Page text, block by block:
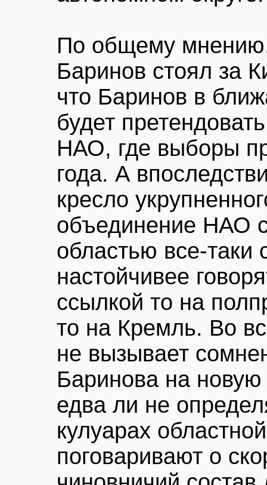
По общему
Баринов стоял за
что Баринов в
будет
НАО, где выборы
года. А
кресло
объединение НАО
областью все-таки
настойчивее
ссылкой то на
то на Кремль. Во
не вызывает
Баринова на новую
едва ли не
кулуарах
поговаривают о